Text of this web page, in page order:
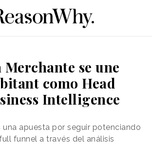
Merchante se une
como Head
Intelligence
una apuesta por seguir potenciando
funnel a través del análisis